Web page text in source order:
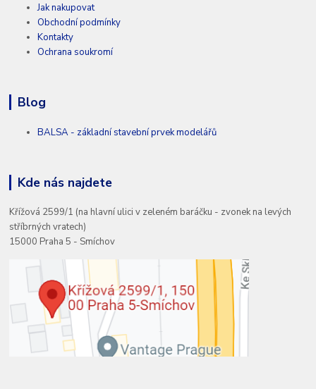
Jak nakupovat
Obchodní podmínky
Kontakty
Ochrana soukromí
Blog
BALSA - základní stavební prvek modelářů
Kde nás najdete
Křížová 2599/1 (na hlavní ulici v zeleném baráčku - zvonek na levých
stříbrných vratech)
15000 Praha 5 - Smíchov